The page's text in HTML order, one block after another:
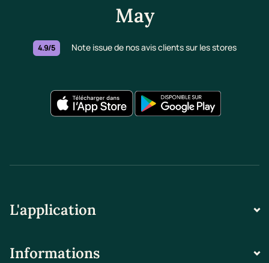
May
4.9/5 Note issue de nos avis clients sur les stores
L'application
Informations